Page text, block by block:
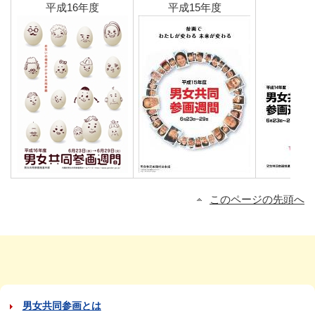
平成16年度 平成15年度
このページの先頭へ
男女共同参画とは